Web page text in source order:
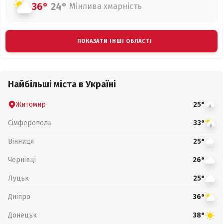
36° 24° Мінлива хмарність
ПОКАЗАТИ ІНШІ ОБЛАСТІ
Найбільші міста в Україні
Житомир 25°
Сімферополь 33°
Вінниця 25°
Чернівці 26°
Луцьк 25°
Дніпро 36°
Донецьк 38°